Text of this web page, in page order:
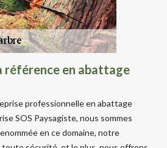
référence en abattage
professionnelle en abattage
SOS Paysagiste, nous sommes
en ce domaine, notre